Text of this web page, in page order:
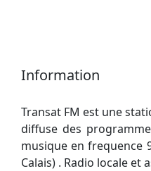
Information
Transat FM est une
diffuse des
musique en frequence
Calais) . Radio locale et